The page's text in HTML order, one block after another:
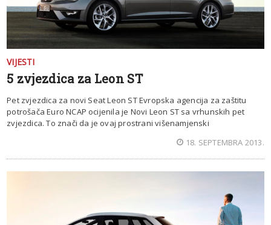
VIJESTI
5 zvjezdica za Leon ST
Pet zvjezdica za novi Seat Leon ST Evropska agencija za zaštitu
potrošača Euro NCAP ocijenila je Novi Leon ST sa vrhunskih pet
zvjezdica. To znači da je ovaj prostrani višenamjenski
18. SEPTEMBRA 2013.